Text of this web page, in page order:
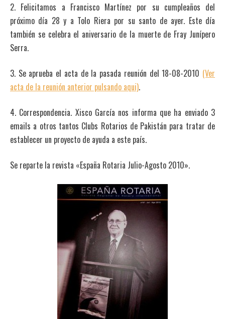
2. Felicitamos a Francisco Martínez por su cumpleaños del
próximo día 28 y a Tolo Riera por su santo de ayer. Este día
también se celebra el aniversario de la muerte de Fray Junípero
Serra.
3. Se aprueba el acta de la pasada reunión del 18-08-2010 (Ver
acta de la reunión anterior pulsando aqui).
4. Correspondencia. Xisco García nos informa que ha enviado 3
emails a otros tantos Clubs Rotarios de Pakistán para tratar de
establecer un proyecto de ayuda a este país.
Se reparte la revista «España Rotaria Julio-Agosto 2010».